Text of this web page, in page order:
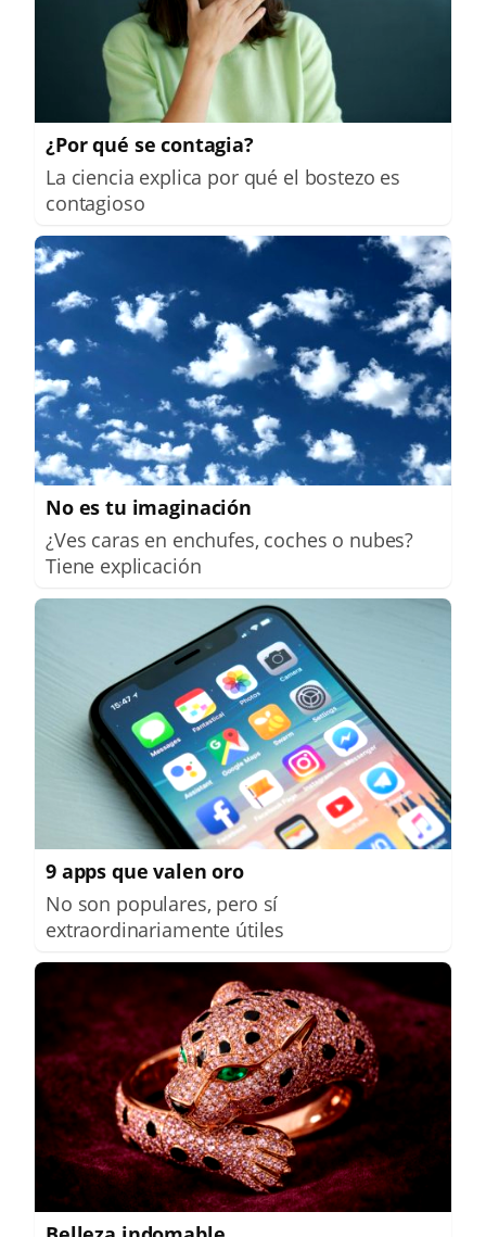
¿Por qué se contagia?
La ciencia explica por qué el bostezo es
contagioso
No es tu imaginación
¿Ves caras en enchufes, coches o nubes?
Tiene explicación
9 apps que valen oro
No son populares, pero sí
extraordinariamente útiles